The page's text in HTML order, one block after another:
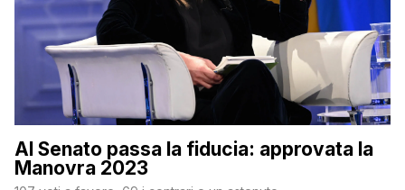
Al Senato passa la fiducia: approvata la
Manovra 2023